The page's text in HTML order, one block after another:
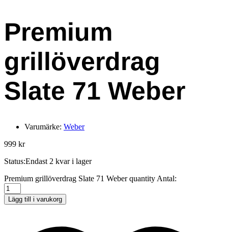
Premium
grillöverdrag
Slate 71 Weber
Varumärke: Weber
999 kr
Status:Endast 2 kvar i lager
Premium grillöverdrag Slate 71 Weber quantity Antal:
Lägg till i varukorg